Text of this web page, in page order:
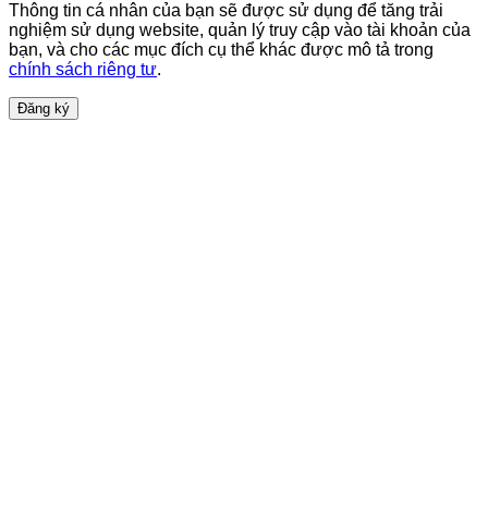
Thông tin cá nhân của bạn sẽ được sử dụng để tăng trải
nghiệm sử dụng website, quản lý truy cập vào tài khoản của
bạn, và cho các mục đích cụ thể khác được mô tả trong
chính sách riêng tư.
Đăng ký